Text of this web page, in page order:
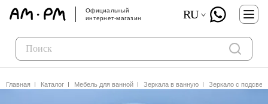
Официальный
интернет-магазин
RU
Главная Каталог Мебель для ванной Зеркала в ванную Зеркало с